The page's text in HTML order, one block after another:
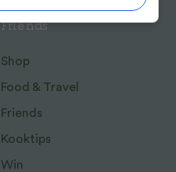
Friends
Shop
Food & Travel
Friends
Kooktips
Win